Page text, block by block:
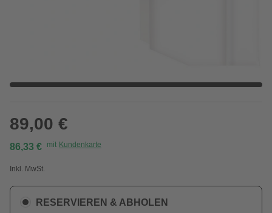
89,00 €
86,33 € mit Kundenkarte
Inkl. MwSt.
RESERVIEREN & ABHOLEN